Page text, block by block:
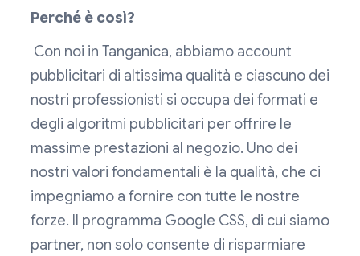
Perché è così?
‍ Con noi in Tanganica, abbiamo account
pubblicitari di altissima qualità e ciascuno dei
nostri professionisti si occupa dei formati e
degli algoritmi pubblicitari per offrire le
massime prestazioni al negozio. Uno dei
nostri valori fondamentali è la qualità, che ci
impegniamo a fornire con tutte le nostre
forze. Il programma Google CSS, di cui siamo
partner, non solo consente di risparmiare